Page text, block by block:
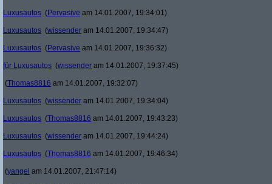
Luxusautos (Pervasive am 14.01.2007, 19:34:01)
Luxusautos (wissender am 14.01.2007, 19:34:47)
Luxusautos (Pervasive am 14.01.2007, 19:36:32)
für Luxusautos (wissender am 14.01.2007, 19:37:45)
(Thomas8816 am 14.01.2007, 19:32:07)
Luxusautos (wissender am 14.01.2007, 19:34:04)
Luxusautos (Thomas8816 am 14.01.2007, 19:43:23)
Luxusautos (wissender am 14.01.2007, 19:44:24)
Luxusautos (Thomas8816 am 14.01.2007, 19:46:34)
(yangel am 14.01.2007, 21:47:14)